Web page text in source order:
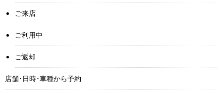
ご来店
ご利用中
ご返却
店舗･日時･車種から予約